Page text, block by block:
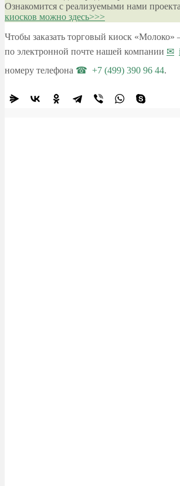
Ознакомится с реализуемыми нами
киосков можно здесь>>>
Чтобы заказать торговый киоск «Молоко»
по электронной почте нашей компании
номеру телефона
+7 (499) 390 96 44.